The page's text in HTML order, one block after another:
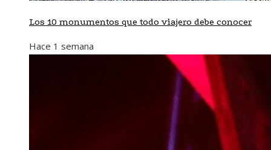
Los 10 monumentos que todo viajero debe conocer
Hace 1 semana